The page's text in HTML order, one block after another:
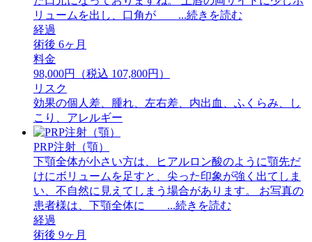
リュームを出し、口角が ...続きを読む
経過
術後 6ヶ月
料金
98,000円（税込 107,800円）
リスク
効果の個人差、腫れ、左右差、内出血、ふくらみ、し
こり、アレルギー
PRP注射（顎）
下顎全体が小さい方は、ヒアルロン酸のように顎先だ
けにボリュームを足すと、尖った印象が強く出てしま
い、不自然に見えてしまう場合があります。 お写真の
患者様は、下顎全体に ...続きを読む
経過
術後 9ヶ月